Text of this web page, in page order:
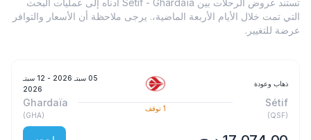
التي تمت خلال الأيام الأربعة الماضية،. يرجى ملاحظة أن الأسعار والتوافر
عرضة للتغيير.
ذهاب وعودة
05 سبتـ 2026
- 12 سبتـ
2026
Sétif
(
QSF
)
1 توقف
Ghardaïa
(
GHA
)